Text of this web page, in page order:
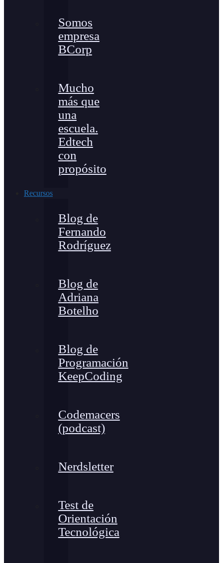
Somos
empresa
BCorp
Mucho
más que
una
escuela.
Edtech
con
propósito
Recursos
Blog de
Fernando
Rodríguez
Blog de
Adriana
Botelho
Blog de
Programación
KeepCoding
Codemacers
(podcast)
Nerdsletter
Test de
Orientación
Tecnológica